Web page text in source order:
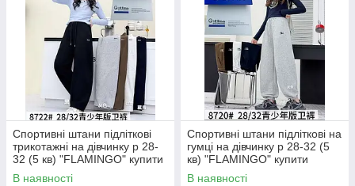
Спортивні штани підліткові
трикотажні на дівчинку р 28-
32 (5 кв) "FLAMINGO" купити
гуртом в Одесі на 7 км
В наявності
Спортивні штани підліткові на
гумці на дівчинку р 28-32 (5
кв) "FLAMINGO" купити
гуртом в Одесі на 7 км
В наявності